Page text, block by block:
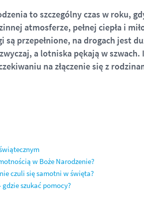
to szczególny czas w roku,
atmosferze, pełnej ciepła i
są przepełnione, na drogach jest
a lotniska pękają w
na złączenie się z
w Boże Narodzenie?
czuli się samotni w święta?
szukać pomocy?